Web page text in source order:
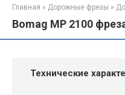
Главная » Дорожные фрезы »
Bomag MP 2100
Технические